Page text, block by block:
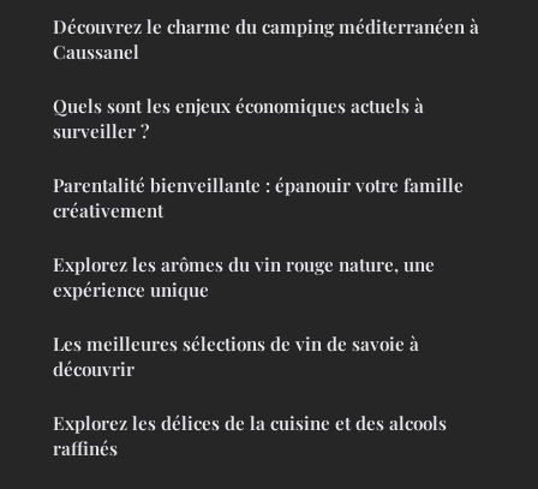
Découvrez le charme du camping méditerranéen à
Caussanel
Quels sont les enjeux économiques actuels à
surveiller ?
Parentalité bienveillante : épanouir votre famille
créativement
Explorez les arômes du vin rouge nature, une
expérience unique
Les meilleures sélections de vin de savoie à
découvrir
Explorez les délices de la cuisine et des alcools
raffinés